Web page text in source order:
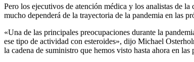
Pero los ejecutivos de atención médica y los analistas de
mucho dependerá de la trayectoria de la pandemia en las
«Una de las principales preocupaciones durante la
ese tipo de actividad con esteroides», dijo Michael
la cadena de suministro que hemos visto hasta ahora en las